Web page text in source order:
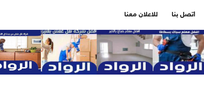
اتصل بنا للاعلان معنا